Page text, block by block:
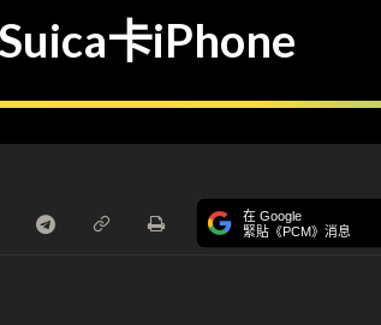
卡iPhone
在 Google
緊貼《PCM》消息